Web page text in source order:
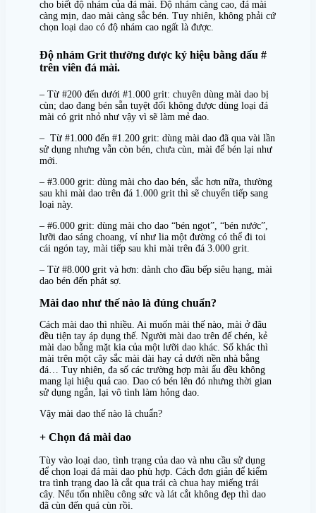
cho biết độ nhám của đá mài. Độ nhám càng cao, đá mài
càng mịn, dao mài càng sắc bén. Tuy nhiên, không phải cứ
chọn loại dao có độ nhám cao ngất là được.
Độ nhám Grit thường được ký hiệu bằng dấu #
trên viên đá mài.
– Từ #200 đến dưới #1.000 grit: chuyên dùng mài dao bị
cùn; dao đang bén sẵn tuyệt đối không được dùng loại đá
mài có grit nhỏ như vậy vì sẽ làm mẻ dao.
– Từ #1.000 đến #1.200 grit: dùng mài dao đã qua vài lần
sử dụng nhưng vẫn còn bén, chưa cùn, mài để bén lại như
mới.
– #3.000 grit: dùng mài cho dao bén, sắc hơn nữa, thường
sau khi mài dao trên đá 1.000 grit thì sẽ chuyển tiếp sang
loại này.
– #6.000 grit: dùng mài cho dao “bén ngọt”, “bén nước”,
lưỡi dao sáng choang, ví như lia một đường có thể đi toi
cái ngón tay, mài tiếp sau khi mài trên đá 3.000 grit.
– Từ #8.000 grit và hơn: dành cho đầu bếp siêu hạng, mài
dao bén đến phát sợ.
Mài dao như thế nào là đúng chuẩn?
Cách mài dao thì nhiều. Ai muốn mài thế nào, mài ở đâu
đều tiện tay áp dụng thế. Người mài dao trên đế chén, kẻ
mài dao bằng mặt kia của một lưỡi dao khác. Số khác thì
mài trên một cây sắc mài dài hay cả dưới nền nhà bằng
đá… Tuy nhiên, đa số các trường hợp mài ẩu đều không
mang lại hiệu quả cao. Dao có bén lên đó nhưng thời gian
sử dụng ngắn, lại vô tình làm hỏng dao.
Vậy mài dao thế nào là chuẩn?
+ Chọn đá mài dao
Tùy vào loại dao, tình trạng của dao và nhu cầu sử dụng
để chọn loại đá mài dao phù hợp. Cách đơn giản để kiểm
tra tình trạng dao là cắt qua trái cà chua hay miếng trái
cây. Nếu tốn nhiều công sức và lát cắt không đẹp thì dao
đã cùn đến quá cùn rồi.